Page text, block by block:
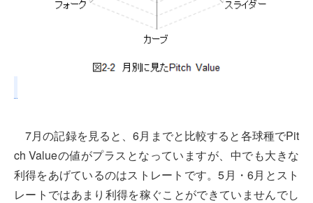
7月の記録を見ると、6月までと比較すると各球種でPit
ch Valueの値がプラスとなっていますが、中でも大きな
利得をあげているのはストレートです。5月・6月とスト
レートではあまり利得を稼ぐことができていませんでし